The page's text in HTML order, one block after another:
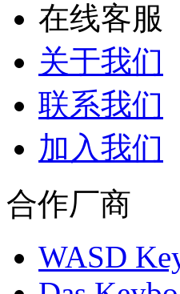
在线客服
关于我们
联系我们
加入我们
合作厂商
WASD